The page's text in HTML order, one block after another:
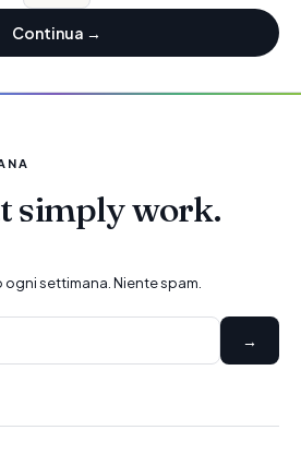
Continua →
simply work.
settimana. Niente spam.
→